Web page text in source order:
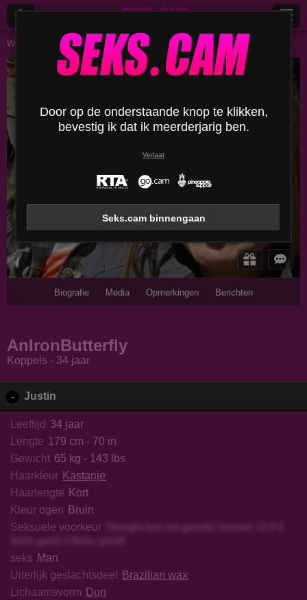
Webcams Lives Koppels Anironbutterfly
AnIronButterfly
Uitloggen
Biografie Media Opmerkingen Berichten
AnIronButterfly
Koppels - 34 jaar
- Justin
Leeftijd 34 jaar
Lengte 179 cm - 70 in
Gewicht 65 kg - 143 lbs
Haarkleur Kastanje
Haarlengte Kort
Kleur ogen Bruin
Seksuele voorkeur
seks Man
Uiterlijk geslachtsdeel
Brazilian wax
Lichaamsvorm Dun
Door op de onderstaande knop te klikken,
bevestig ik dat ik meerderjarig ben.
Verlaat
Seks.cam binnengaan